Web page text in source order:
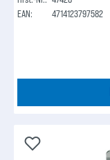
EAN:
4714123797582